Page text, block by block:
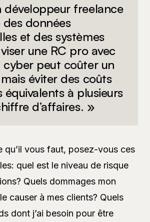
développeur freelance
données
et des systèmes
une RC pro avec
cyber peut coûter un
éviter des coûts
équivalents à plusieurs
d’affaires. »
qu’il vous faut, posez-vous ces
quel est le niveau de risque
Quels dommages mon
causer à mes clients? Quels
dont j’ai besoin pour être